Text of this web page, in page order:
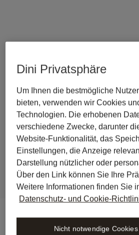
Zurück zu Journal
Libra überschreitet
Millionen Euro
Workspace
digitales
juristische Arbeit
Dini Privatsphäre
Um Ihnen die bestmögliche
bieten, verwenden wir Cookies
Technologien. Die erhobenen
verschiedene Zwecke, darunter
Website-Funktionalität, das
Einstellungen, die Anzeige
Darstellung nützlicher oder
Über den Link können Sie Ihre
Weitere Informationen finden Sie
Datenschutz- und Cookie-
Nicht notwendige